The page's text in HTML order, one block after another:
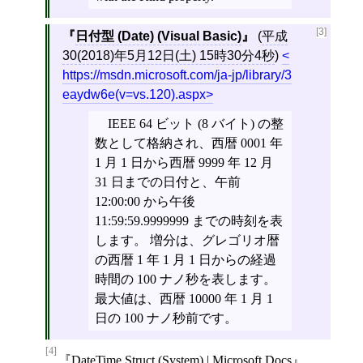
[3]
日付型 (Date) (Visual Basic) (平成
30(2018)年5月12日(土) 15時30分4秒)
https://msdn.microsoft.com/ja-jp/library/3
eaydw6e(v=vs.120).aspx
IEEE 64 ビット (8 バイト) の整
数として格納され、西暦 0001 年
1 月 1 日から西暦 9999 年 12 月
31 日までの日付と、午前
12:00:00 から午後
11:59:59.9999999 までの時刻を表
します。 増分は、グレゴリオ暦
の西暦 1 年 1 月 1 日からの経過
時間の 100 ナノ秒を表します。
最大値は、西暦 10000 年 1 月 1
日の 100 ナノ秒前です。
[4]
DateTime Struct (System) | Microsoft Docs